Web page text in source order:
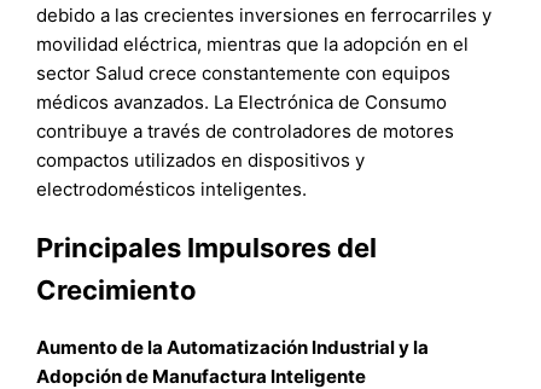
debido a las crecientes inversiones en ferrocarriles y
movilidad eléctrica, mientras que la adopción en el
sector Salud crece constantemente con equipos
médicos avanzados. La Electrónica de Consumo
contribuye a través de controladores de motores
compactos utilizados en dispositivos y
electrodomésticos inteligentes.
Principales Impulsores del
Crecimiento
Aumento de la Automatización Industrial y la
Adopción de Manufactura Inteligente